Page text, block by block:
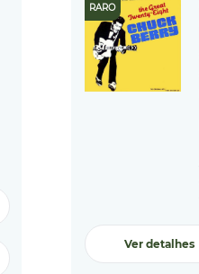
RARO
Ver detalhes